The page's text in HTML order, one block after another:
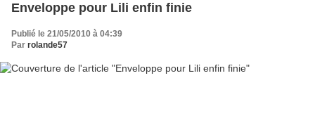
Enveloppe pour Lili enfin finie
Publié le 21/05/2010 à 04:39
Par rolande57